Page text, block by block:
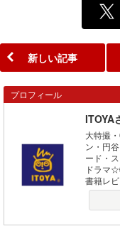
新しい記事
プロフィール
ITOYA
大特撮
ン・円
ード・
ドラマ
書籍レ